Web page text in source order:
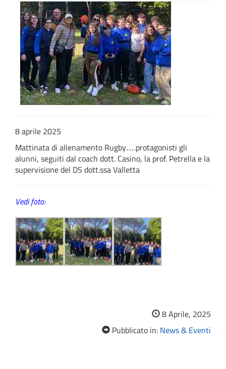
8 aprile 2025
Mattinata di allenamento Rugby….protagonisti gli
alunni, seguiti dal coach dott. Casino, la prof. Petrella e la
supervisione del DS dott.ssa Valletta
Vedi foto:
8 Aprile, 2025
Pubblicato in: News & Eventi